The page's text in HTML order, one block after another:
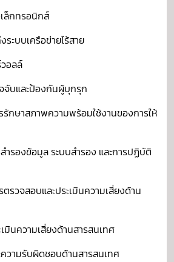
ล็กทรอนิกส์
ะบบเครือข่ายไร้สาย
อลล์
จจับและป้องกันผู้บุกรุก
รักษาสภาพความพร้อมใช้งานของการให้
ำรองข้อมูล ระบบสำรอง และการปฏิบัติ
ตรวจสอบและประเมินความเสี่ยงด้าน
มินความเสี่ยงด้านสารสนเทศ
วามรับผิดชอบด้านสารสนเทศ